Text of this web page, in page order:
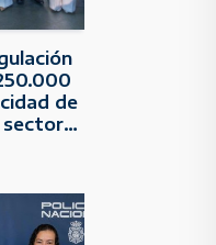
de
sector